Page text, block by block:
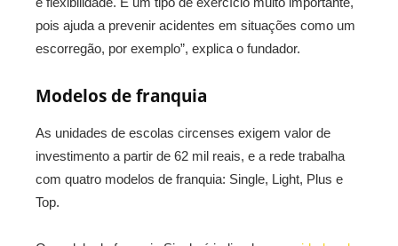
pois ajuda a prevenir acidentes em situações como um
escorregão, por exemplo”, explica o fundador.
Modelos de franquia
As unidades de escolas circenses exigem valor de
investimento a partir de 62 mil reais, e a rede trabalha
com quatro modelos de franquia: Single, Light, Plus e
Top.